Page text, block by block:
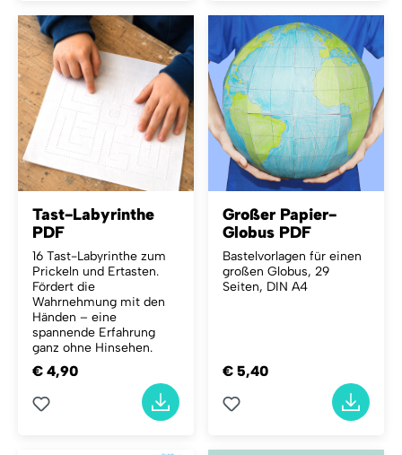
Tast-Labyrinthe
PDF
16 Tast-Labyrinthe zum
Prickeln und Ertasten.
Fördert die
Wahrnehmung mit den
Händen – eine
spannende Erfahrung
ganz ohne Hinsehen.
€ 4,90
Großer Papier-
Globus PDF
Bastelvorlagen für einen
großen Globus, 29
Seiten, DIN A4
€ 5,40